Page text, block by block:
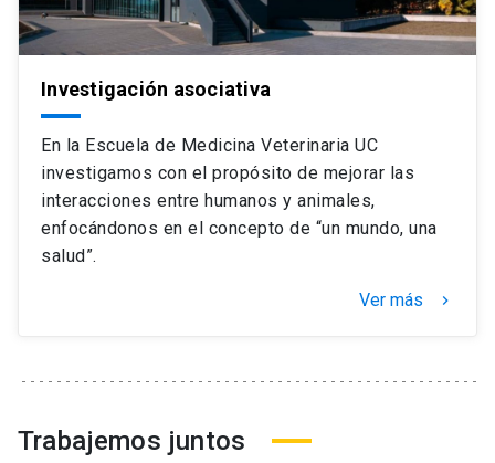
Investigación asociativa
En la Escuela de Medicina Veterinaria UC
investigamos con el propósito de mejorar las
interacciones entre humanos y animales,
enfocándonos en el concepto de “un mundo, una
salud”.
Ver más keyboard_arrow_right
Trabajemos juntos